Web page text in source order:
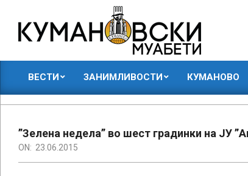
content
КУМАНОВСКИ
МУАБЕТИ
ВЕСТИ ЗАНИМЛИВОСТИ КУМАНОВО
”Зелена недела” во шест градинки на ЈУ
ON: 23.06.2015